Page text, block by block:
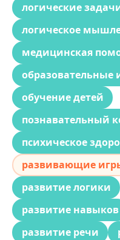
логические
логическое
медицинская
образовательные
обучение детей
познавательный
психическое
развивающие
развитие логики
развитие навыков
развитие речи